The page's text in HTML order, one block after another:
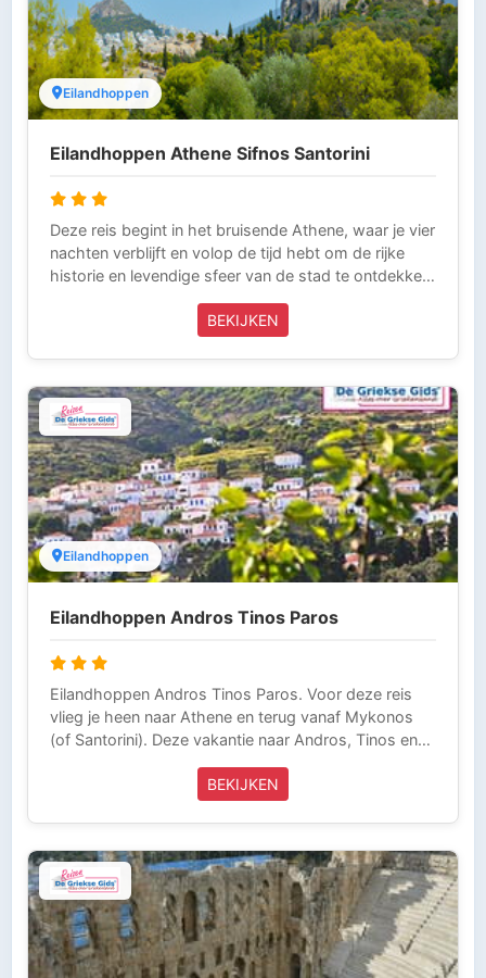
Eilandhoppen
Eilandhoppen Athene Sifnos Santorini
Deze reis begint in het bruisende Athene, waar je vier
nachten verblijft en volop de tijd hebt om de rijke
historie en levendige sfeer van de stad te ontdekken.
naar het charmante eiland Sifnos. Hier geniet je vijf
het betoverende Santorini, waar je nog eens vijf
dagen verblijft en kunt genieten van
adembenemende uitzichten, witte dorpjes en de
gezelligheid. Vanuit Santorini vlieg je terug naar
Amsterdam.
BEKIJKEN
Eilandhoppen
Eilandhoppen Andros Tinos Paros
Eilandhoppen Andros Tinos Paros. Voor deze reis
vlieg je heen naar Athene en terug vanaf Mykonos
(of Santorini). Deze vakantie naar Andros, Tinos en
Reizen en is inclusief vliegtickets, verblijf, vier
reis aan vanaf Amsterdam en Düsseldorf. Griekse
Gids Reizen is aangesloten bij de ANVR, SGR en het
Calamiteitenfonds. Wij zijn voor onze klanten die in
Griekenland zijn 24 uur per dag bereikbaar (Tel 0031-
343-218014) en laten niets over aan het toeval. Zo
kun je zorgeloos op vakantie.
BEKIJKEN